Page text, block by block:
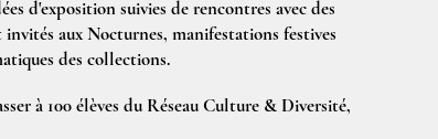
d'exposition suivies de rencontres avec des
aux Nocturnes, manifestations festives
des collections.
à 100 élèves du Réseau Culture & Diversité,